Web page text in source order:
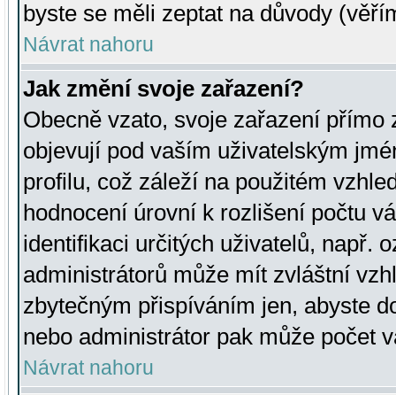
byste se měli zeptat na důvody
Návrat nahoru
Jak změní svoje zařazení?
Obecně vzato, svoje zařazení přímo
objevují pod vaším uživatelským
profilu, což záleží na použitém
hodnocení úrovní k rozlišení počtu
identifikaci určitých uživatelů, např.
administrátorů může mít zvláštní
zbytečným přispíváním jen, abyste
nebo administrátor pak může počet
Návrat nahoru